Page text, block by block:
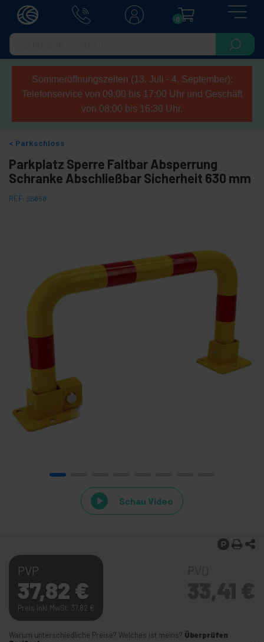
0
Sommeröffnungszeiten (13. Juli - 4. September):
Telefonservice von 09:00 bis 17:00 Uhr und Geschäft
von 08:00 bis 16:30 Uhr.
Parkschloss
Parkplatz Sperre Faltbar Absperrung
Schranke Abschließbar Sicherheit 630 mm
REF: SB060
Schau Video
PVP
37,82 €
Preis inkl MwSt: 37,82 €
Warum unterschiedliche Preise? Welches ist meins? Überprüfen